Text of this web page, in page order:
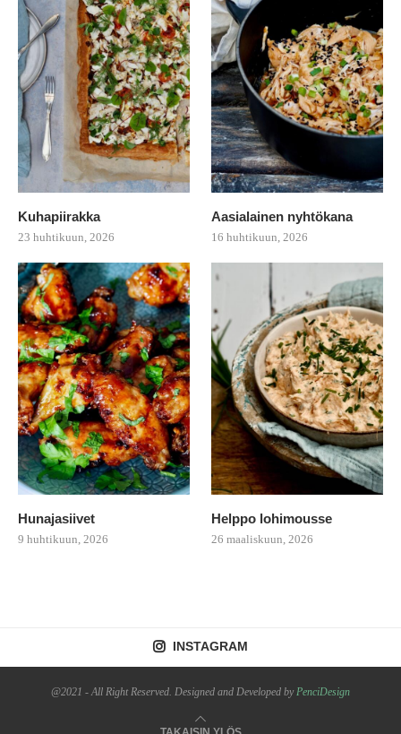
Kuhapiirakka
23 huhtikuun, 2026
Aasialainen nyhtökana
16 huhtikuun, 2026
Hunajasiivet
9 huhtikuun, 2026
Helppo lohimousse
26 maaliskuun, 2026
INSTAGRAM
@2021 - All Right Reserved. Designed and Developed byPenciDesign